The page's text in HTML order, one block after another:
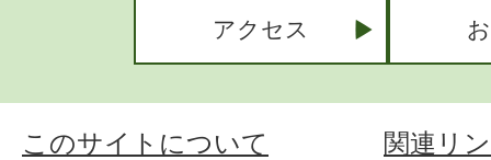
アクセス
このサイトについて
関連リ